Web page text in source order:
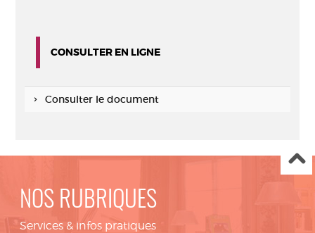
CONSULTER EN LIGNE
Consulter le document
NOS RUBRIQUES
Services & infos pratiques